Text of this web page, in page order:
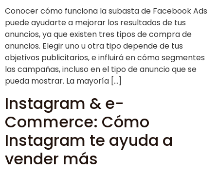
Conocer cómo funciona la subasta de Facebook Ads
puede ayudarte a mejorar los resultados de tus
anuncios, ya que existen tres tipos de compra de
anuncios. Elegir uno u otra tipo depende de tus
objetivos publicitarios, e influirá en cómo segmentes
las campañas, incluso en el tipo de anuncio que se
pueda mostrar. La mayoría […]
Instagram & e-
Commerce: Cómo
Instagram te ayuda a
vender más